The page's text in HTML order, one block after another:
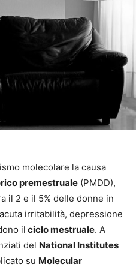
molecolare la causa
premestruale (PMDD),
il 2 e il 5% delle donne in
irritabilità, depressione
il ciclo mestruale. A
del National Institutes
su Molecular